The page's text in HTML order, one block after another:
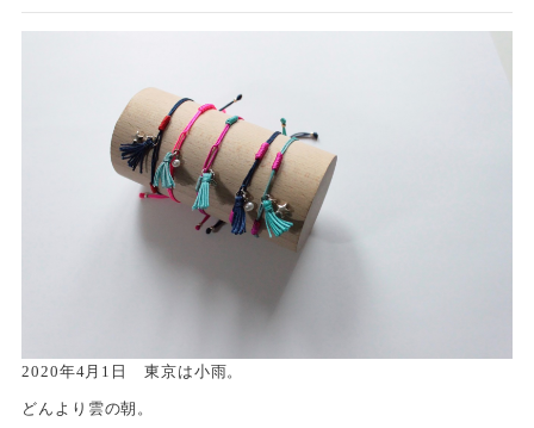
2020年4月1日 東京は小雨。
どんより雲の朝。